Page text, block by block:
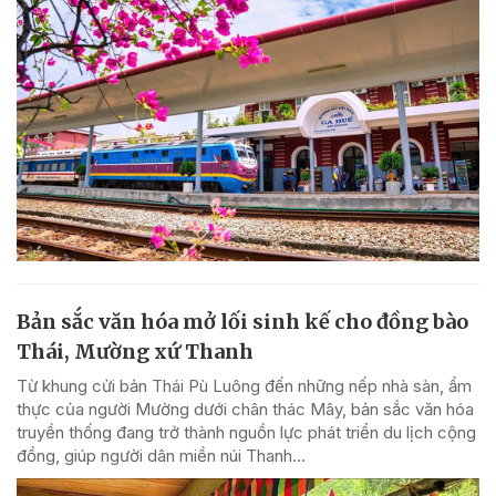
Bản sắc văn hóa mở lối sinh kế cho đồng bào
Thái, Mường xứ Thanh
Từ khung cửi bản Thái Pù Luông đến những nếp nhà sàn, ẩm
thực của người Mường dưới chân thác Mây, bản sắc văn hóa
truyền thống đang trở thành nguồn lực phát triển du lịch cộng
đồng, giúp người dân miền núi Thanh...